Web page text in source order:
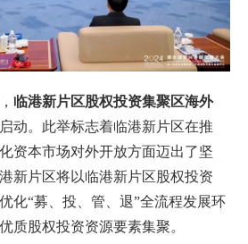
临港新片区股权投资集聚区海外
动。此举标志着临港新片区在推
资本市场对外开放方面迈出了坚
新片区将以临港新片区股权投资
化“募、投、管、退”全流程发展环
质股权投资资源要素集聚。